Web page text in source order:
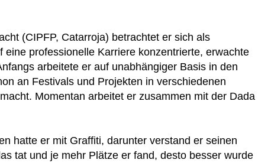
(CIPFP, Catarroja) betrachtet er sich als
professionelle Karriere konzentrierte, erwachte
arbeitete er auf unabhängiger Basis in den
an Festivals und Projekten in verschiedenen
Momentan arbeitet er zusammen mit der Dada
hatte er mit Graffiti, darunter verstand er seinen
tat und je mehr Plätze er fand, desto besser wurde